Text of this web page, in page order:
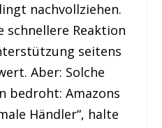
nachvollziehen.
schnellere Reaktion
seitens
Aber: Solche
bedroht: Amazons
Händler“, halte